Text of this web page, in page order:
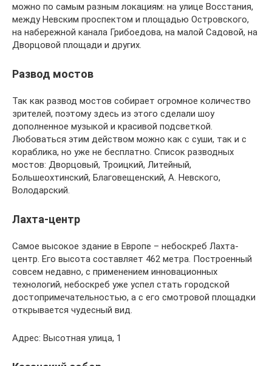
можно по самым разным локациям: на улице Восстания,
между Невским проспектом и площадью Островского,
на набережной канала Грибоедова, на малой Садовой, на
Дворцовой площади и других.
Развод мостов
Так как развод мостов собирает огромное количество
зрителей, поэтому здесь из этого сделали шоу
дополненное музыкой и красивой подсветкой.
Любоваться этим действом можно как с суши, так и с
кораблика, но уже не бесплатно. Список разводных
мостов: Дворцовый, Троицкий, Литейный,
Большеохтинский, Благовещенский, А. Невского,
Володарский.
Лахта-центр
Самое высокое здание в Европе – небоскреб Лахта-
центр. Его высота составляет 462 метра. Построенный
совсем недавно, с применением инновационных
технологий, небоскреб уже успел стать городской
достопримечательностью, а с его смотровой площадки
открывается чудесный вид.
Адрес: Высотная улица, 1